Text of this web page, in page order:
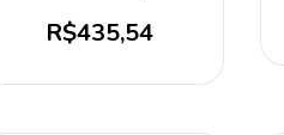
R$435,54